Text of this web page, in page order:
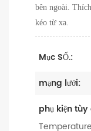
bên ngoài.
kéo từ xa.
Mục SỐ.:
mạng lưới:
phụ kiện tùy